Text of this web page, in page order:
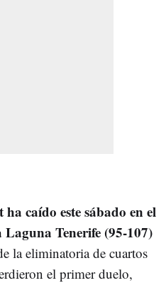
caído este sábado en el
Tenerife (95-107)
la eliminatoria de cuartos
el primer duelo,